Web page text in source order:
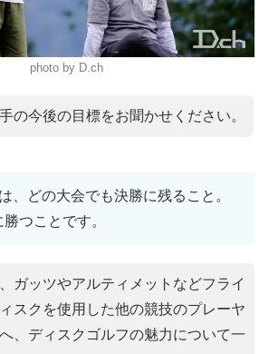
photo by D.ch
の今後の目標をお聞かせください。
、どの大会でも決勝に残ること。
つことです。
ガッツやアルティメットなどフライ
スクを使用した他の競技のプレーヤ
、ディスクゴルフの魅力について一